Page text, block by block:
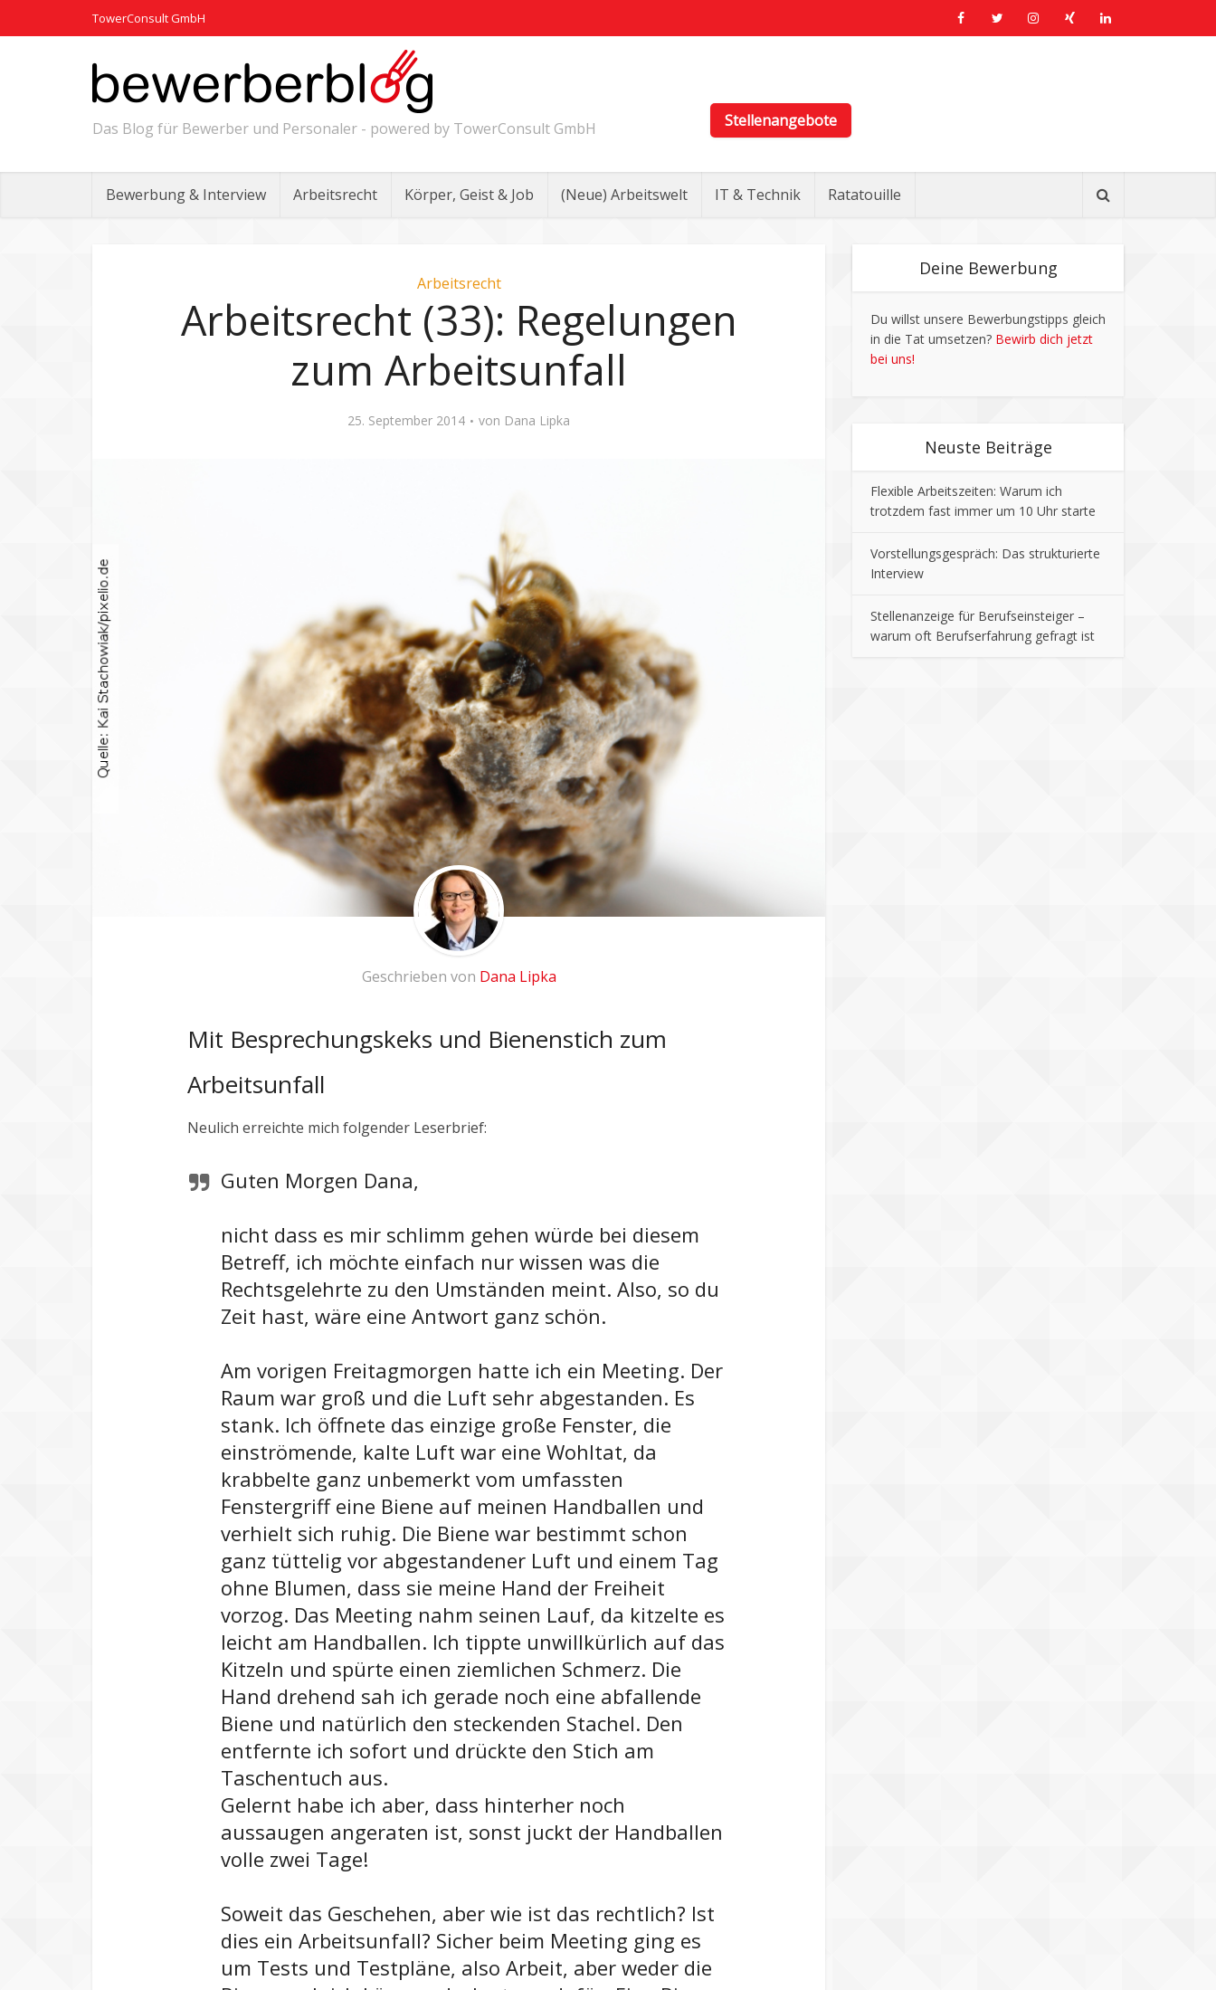
TowerConsult GmbH
Das Blog für Bewerber und Personaler - powered by TowerConsult GmbH
Bewerbung & Interview Arbeitsrecht Körper, Geist & Job (Neue) Arbeitswelt IT & Technik Ratatouille
Stellenangebote
Arbeitsrecht
Arbeitsrecht (33): Regelungen
zum Arbeitsunfall
25. September 2014 von Dana Lipka
Geschrieben von Dana Lipka
Mit Besprechungskeks und Bienenstich zum
Arbeitsunfall
Neulich erreichte mich folgender Leserbrief:
Guten Morgen Dana,
nicht dass es mir schlimm gehen würde bei diesem
Betreff, ich möchte einfach nur wissen was die
Rechtsgelehrte zu den Umständen meint. Also, so du
Zeit hast, wäre eine Antwort ganz schön.
Am vorigen Freitagmorgen hatte ich ein Meeting. Der
Raum war groß und die Luft sehr abgestanden. Es
stank. Ich öffnete das einzige große Fenster, die
einströmende, kalte Luft war eine Wohltat, da
krabbelte ganz unbemerkt vom umfassten
Fenstergriff eine Biene auf meinen Handballen und
verhielt sich ruhig. Die Biene war bestimmt schon
ganz tüttelig vor abgestandener Luft und einem Tag
ohne Blumen, dass sie meine Hand der Freiheit
vorzog. Das Meeting nahm seinen Lauf, da kitzelte es
leicht am Handballen. Ich tippte unwillkürlich auf das
Kitzeln und spürte einen ziemlichen Schmerz. Die
Hand drehend sah ich gerade noch eine abfallende
Biene und natürlich den steckenden Stachel. Den
entfernte ich sofort und drückte den Stich am
Taschentuch aus.
Gelernt habe ich aber, dass hinterher noch
aussaugen angeraten ist, sonst juckt der Handballen
volle zwei Tage!
Soweit das Geschehen, aber wie ist das rechtlich? Ist
dies ein Arbeitsunfall? Sicher beim Meeting ging es
um Tests und Testpläne, also Arbeit, aber weder die
Deine Bewerbung
Du willst unsere Bewerbungstipps gleich
in die Tat umsetzen? Bewirb dich jetzt
bei uns!
Neuste Beiträge
Flexible Arbeitszeiten: Warum ich
trotzdem fast immer um 10 Uhr starte
Vorstellungsgespräch: Das strukturierte
Interview
Stellenanzeige für Berufseinsteiger –
warum oft Berufserfahrung gefragt ist